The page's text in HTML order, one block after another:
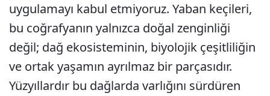
uygulamayı kabul etmiyoruz. Yaban keçileri,
bu coğrafyanın yalnızca doğal zenginliği
değil; dağ ekosisteminin, biyolojik çeşitliliğin
ve ortak yaşamın ayrılmaz bir parçasıdır.
Yüzyıllardır bu dağlarda varlığını sürdüren